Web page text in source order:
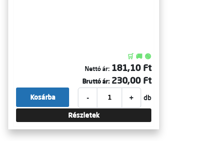
🛒 🚚 🟢
Nettó ár: 181,10 Ft
Bruttó ár: 230,00 Ft
- + db
Kosárba
Részletek